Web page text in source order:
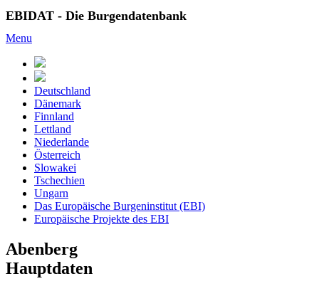
EBIDAT - Die Burgendatenbank
Menu
Deutschland
Dänemark
Finnland
Lettland
Niederlande
Österreich
Slowakei
Tschechien
Ungarn
Das Europäische Burgeninstitut (EBI)
Europäische Projekte des EBI
Abenberg
Hauptdaten